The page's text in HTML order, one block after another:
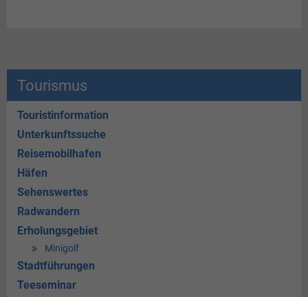
Tourismus
Touristinformation
Unterkunftssuche
Reisemobilhafen
Häfen
Sehenswertes
Radwandern
Erholungsgebiet
Minigolf
Stadtführungen
Teeseminar